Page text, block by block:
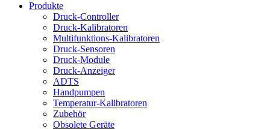
Produkte
Druck-Controller
Druck-Kalibratoren
Multifunktions-Kalibratoren
Druck-Sensoren
Druck-Module
Druck-Anzeiger
ADTS
Handpumpen
Temperatur-Kalibratoren
Zubehör
Obsolete Geräte